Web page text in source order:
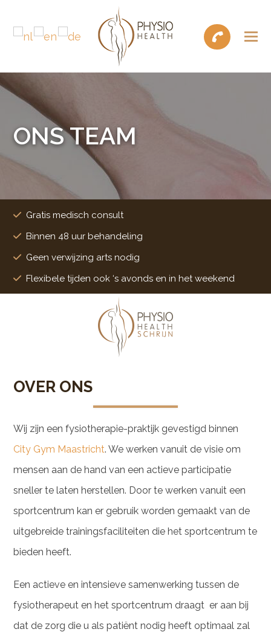
ONS TEAM
Gratis medisch consult
Binnen 48 uur behandeling
Geen verwijzing arts nodig
Flexibele tijden ook ‘s avonds en in het weekend
OVER ONS
Wij zijn een fysiotherapie-praktijk gevestigd binnen
City Gym Maastricht. We werken vanuit de visie om
mensen aan de hand van een actieve participatie
sneller te laten herstellen. Door te werken vanuit een
sportcentrum kan er gebruik worden gemaakt van de
uitgebreide trainingsfaciliteiten die het sportcentrum te
bieden heeft.
Een actieve en intensieve samenwerking tussen de
fysiotherapeut en het sportcentrum draagt er aan bij
dat de zorg die u als patiënt nodig heeft optimaal zal